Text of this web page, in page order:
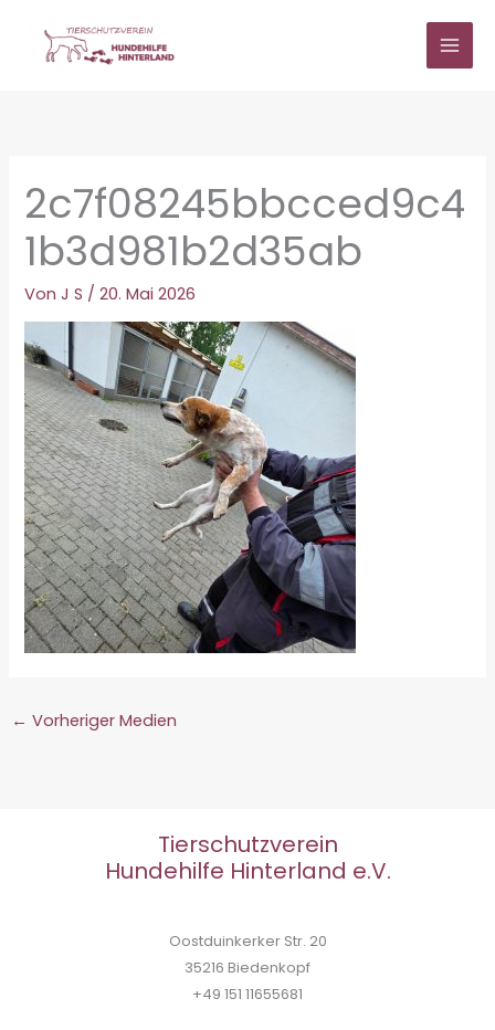
springen
2c7f08245bbcced9c4
1b3d981b2d35ab
VonJ S /20. Mai 2026
← Vorheriger Medien
Tierschutzverein
Hundehilfe Hinterland e.V.
Oostduinkerker Str. 20
35216 Biedenkopf
+49 151 11655681